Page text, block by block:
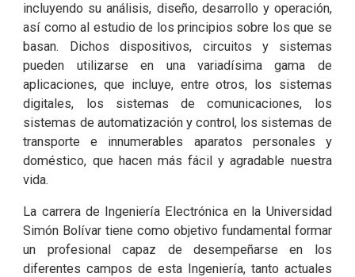
incluyendo su análisis, diseño, desarrollo y operación,
así como al estudio de los principios sobre los que se
basan. Dichos dispositivos, circuitos y sistemas
pueden utilizarse en una variadísima gama de
aplicaciones, que incluye, entre otros, los sistemas
digitales, los sistemas de comunicaciones, los
sistemas de automatización y control, los sistemas de
transporte e innumerables aparatos personales y
doméstico, que hacen más fácil y agradable nuestra
vida.
La carrera de Ingeniería Electrónica en la Universidad
Simón Bolívar tiene como objetivo fundamental formar
un profesional capaz de desempeñarse en los
diferentes campos de esta Ingeniería, tanto actuales